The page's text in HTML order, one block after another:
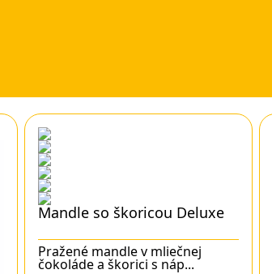
Mandle so škoricou Deluxe
Pražené mandle v mliečnej
čokoláde a škorici s náp...